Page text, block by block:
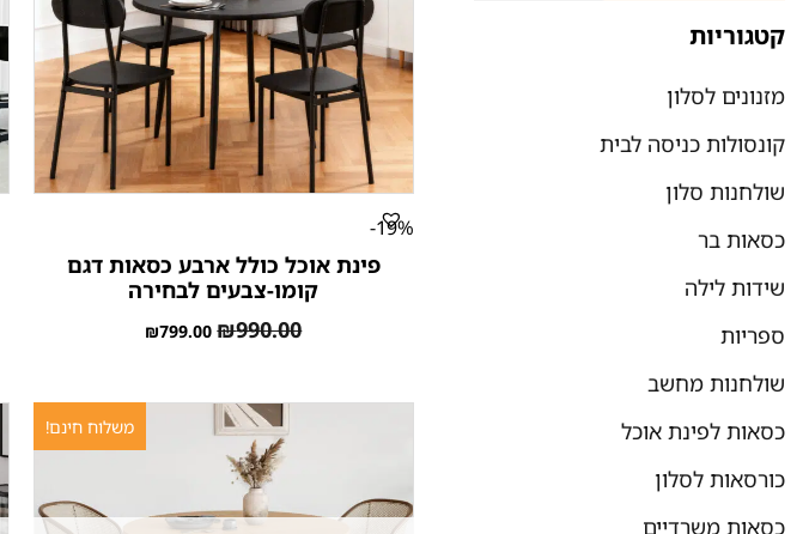
קטגוריות
מזנונים לסלון
קונסולות כניסה לבית
שולחנות סלון
כסאות בר
שידות לילה
ספריות
שולחנות מחשב
כסאות לפינת אוכל
כורסאות לסלון
כסאות משרדיים
19%-
פינת אוכל כולל ארבע כסאות דגם
קומו-צבעים לבחירה
₪990.00
₪799.00
משלוח חינם!